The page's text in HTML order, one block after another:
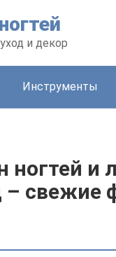
и декор
Инструменты
ногтей и
– свежие